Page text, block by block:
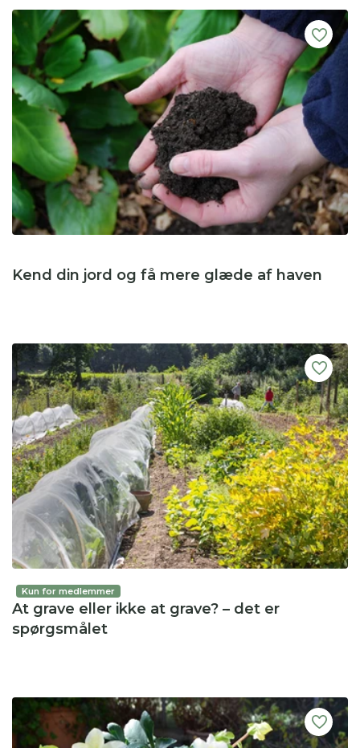
Kend din jord og få mere glæde af haven
Kun for medlemmer
At grave eller ikke at grave? – det er
spørgsmålet